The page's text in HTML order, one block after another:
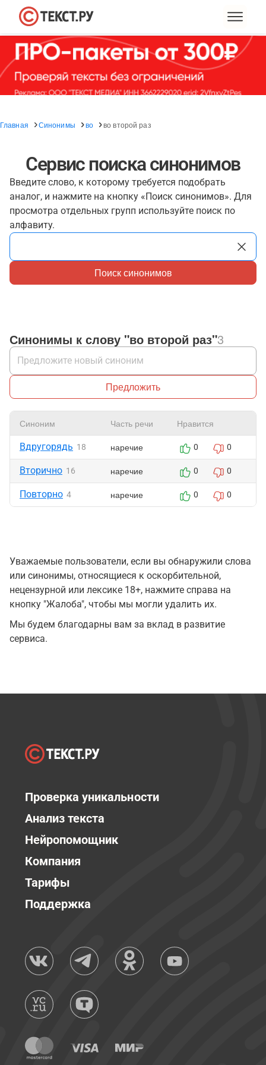
Главная Синонимы во во второй раз
Сервис поиска синонимов
Введите слово, к которому требуется подобрать
аналог, и нажмите на кнопку «Поиск синонимов». Для
просмотра отдельных групп используйте поиск по
алфавиту.
Поиск синонимов
Синонимы к слову "во второй раз"3
Предложить
Синоним Часть речи Нравится
Вдругорядь 18 наречие 0 0
Вторично 16 наречие 0 0
Повторно 4 наречие 0 0
Уважаемые пользователи, если вы обнаружили слова
или синонимы, относящиеся к оскорбительной,
нецензурной или лексике 18+, нажмите справа на
кнопку "Жалоба", чтобы мы могли удалить их.
Мы будем благодарны вам за вклад в развитие
сервиса.
Проверка уникальности
Анализ текста
Нейропомощник
Компания
Тарифы
Поддержка